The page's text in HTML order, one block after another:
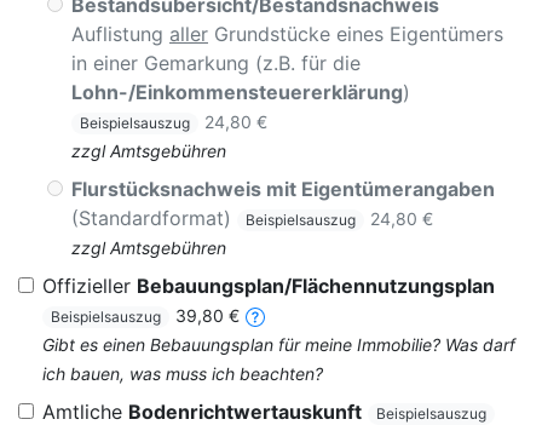
Bestandsübersicht/Bestandsnachweis
Auflistung aller Grundstücke eines Eigentümers
in einer Gemarkung (z.B. für die
Lohn-/Einkommensteuererklärung)
Beispielsauszug
24,80 €
zzgl Amtsgebühren
Flurstücksnachweis mit Eigentümerangaben
(Standardformat)
Beispielsauszug
24,80 €
zzgl Amtsgebühren
Offizieller Bebauungsplan/Flächennutzungsplan
Beispielsauszug
39,80 €
Gibt es einen Bebauungsplan für meine Immobilie? Was darf
ich bauen, was muss ich beachten?
Amtliche Bodenrichtwertauskunft Beispielsauszug